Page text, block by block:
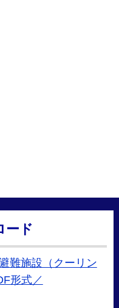
ード
難施設（クーリン
形式／